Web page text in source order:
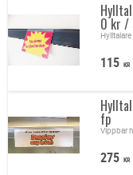
0 kr /
115 KR
fp
Vippbar
275 KR